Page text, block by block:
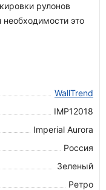
рулонов
это
WallTrend
IMP12018
Imperial Aurora
Россия
Зеленый
Ретро